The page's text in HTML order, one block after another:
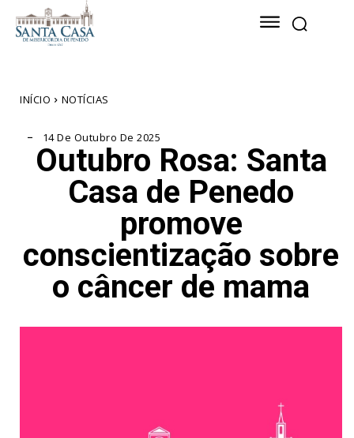
INÍCIO NOTÍCIAS
14 De Outubro De 2025
Outubro Rosa: Santa
Casa de Penedo
promove
conscientização sobre
o câncer de mama